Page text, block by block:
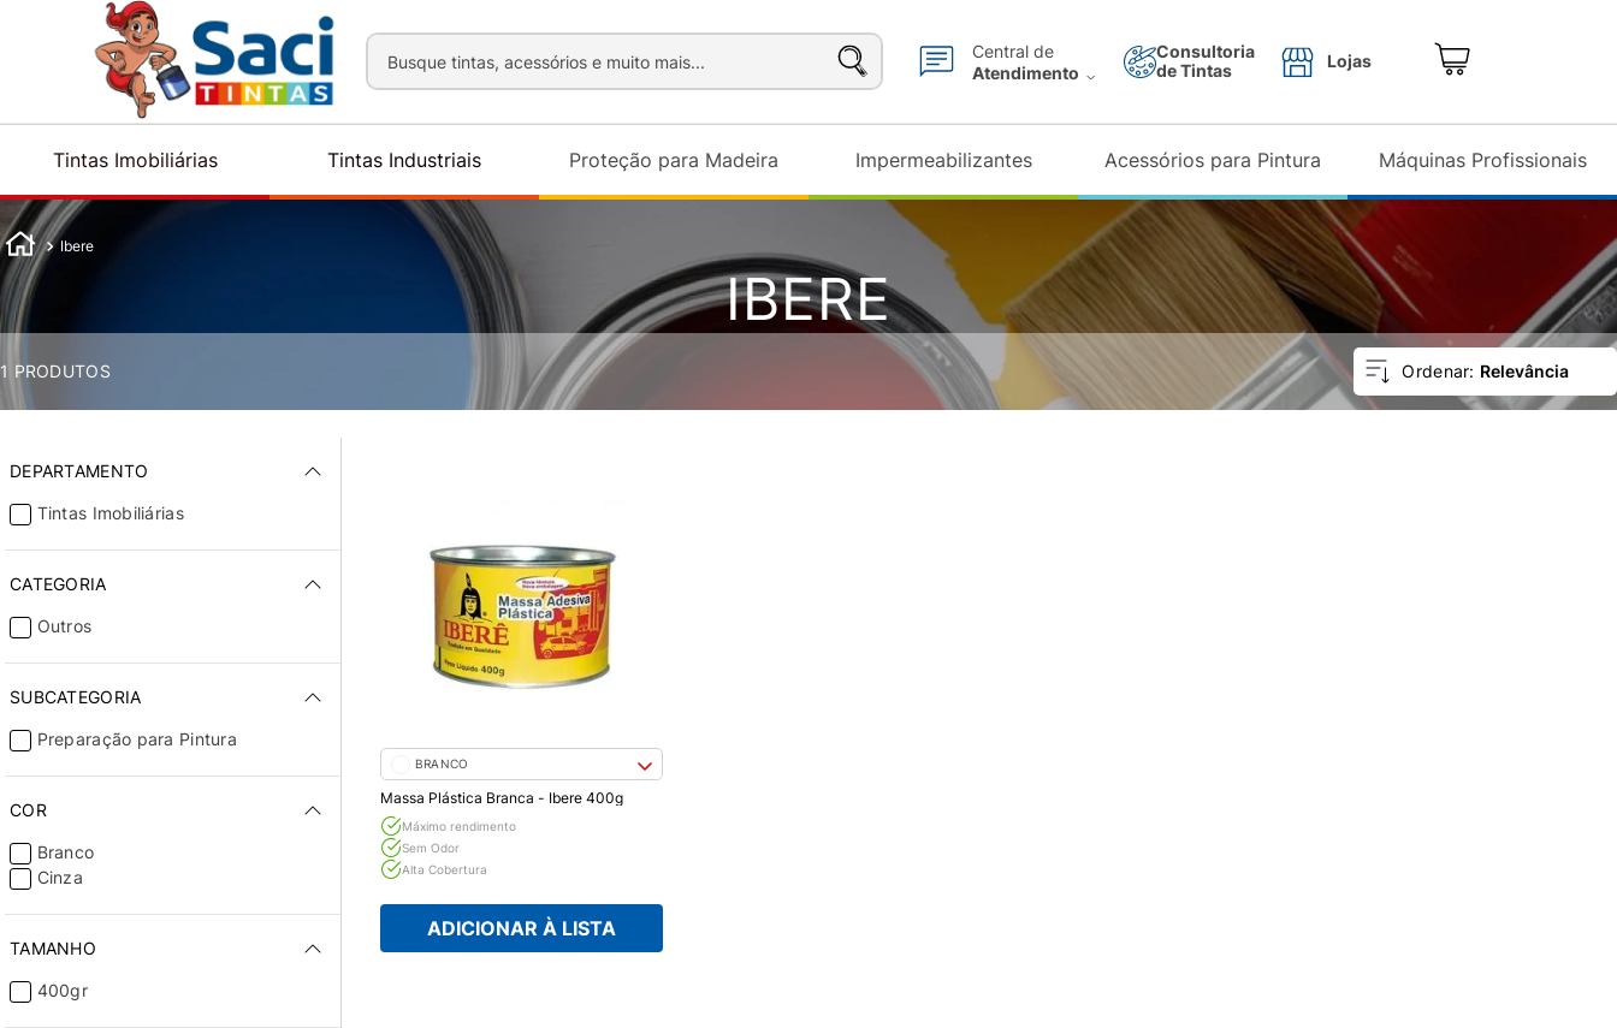
Busque tintas, acessórios e muito mais...
Central de
Atendimento
Consultoria
de Tintas
Lojas
Tintas Imobiliárias Tintas Industriais Proteção para Madeira Impermeabilizantes Acessórios para Pintura Máquinas Profissionais
Ibere
IBERE
1 PRODUTOS Relevância
DEPARTAMENTO
Tintas Imobiliárias
CATEGORIA
Outros
SUBCATEGORIA
Preparação para Pintura
COR
Branco
Cinza
TAMANHO
400gr
BRANCO
Massa Plástica Branca - Ibere 400g
Máximo rendimento
Sem Odor
Alta Cobertura
ADICIONAR À LISTA